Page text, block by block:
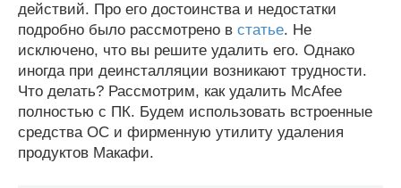
действий. Про его достоинства и недостатки
подробно было рассмотрено в статье. Не
исключено, что вы решите удалить его. Однако
иногда при деинсталляции возникают трудности.
Что делать? Рассмотрим, как удалить McAfee
полностью с ПК. Будем использовать встроенные
средства ОС и фирменную утилиту удаления
продуктов Макафи.